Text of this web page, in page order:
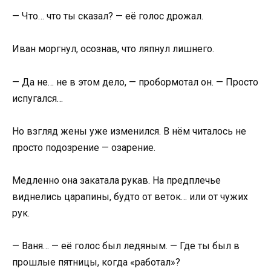
— Что… что ты сказал? — её голос дрожал.
Иван моргнул, осознав, что ляпнул лишнего.
— Да не… не в этом дело, — пробормотал он. — Просто
испугался…
Но взгляд жены уже изменился. В нём читалось не
просто подозрение — озарение.
Медленно она закатала рукав. На предплечье
виднелись царапины, будто от веток… или от чужих
рук.
— Ваня… — её голос был ледяным. — Где ты был в
прошлые пятницы, когда «работал»?